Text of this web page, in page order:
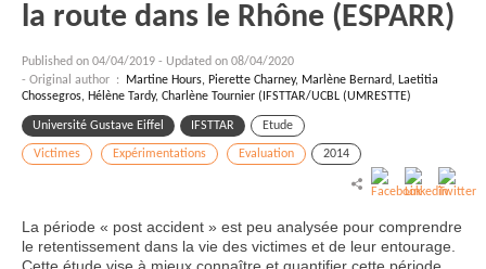
la route dans le Rhône (ESPARR)
Published on 04/04/2019 - Updated on 08/04/2020
- Original author :
Martine Hours, Pierette Charney, Marlène Bernard, Laetitia
Chossegros, Hélène Tardy, Charlène Tournier (IFSTTAR/UCBL (UMRESTTE)
Université Gustave Eiffel IFSTTAR Etude
Victimes Expérimentations Evaluation 2014
La période « post accident » est peu analysée pour comprendre
le retentissement dans la vie des victimes et de leur entourage.